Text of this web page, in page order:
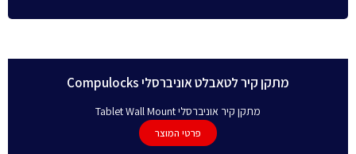
מתקן קיר לטאבלט אוניברסלי Compulocks
מתקן קיר אוניברסלי Tablet Wall Mount
פרטי המוצר